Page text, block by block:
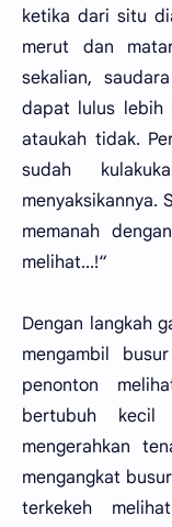
ketika dari situ
merut dan
sekalian,
dapat lulus lebih
ataukah tidak.
sudah
menyaksikannya.
memanah
melihat...!“
Dengan langkah
mengambil
penonton
bertubuh
mengerahkan
mengangkat
terkekeh